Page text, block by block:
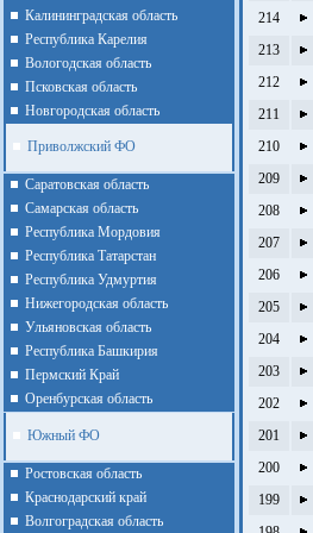
Калининградская область
Республика Карелия
Вологодская область
Псковская область
Новгородская область
Приволжский ФО
Cаратовская область
Cамарская область
Республика Мордовия
Республика Татарстан
Республика Удмуртия
Нижегородская область
Ульяновская область
Республика Башкирия
Пермский Край
Оренбурская область
Южный ФО
Ростовская область
Краснодарский край
Волгоградская область
214
213
212
211
210
209
208
207
206
205
204
203
202
201
200
199